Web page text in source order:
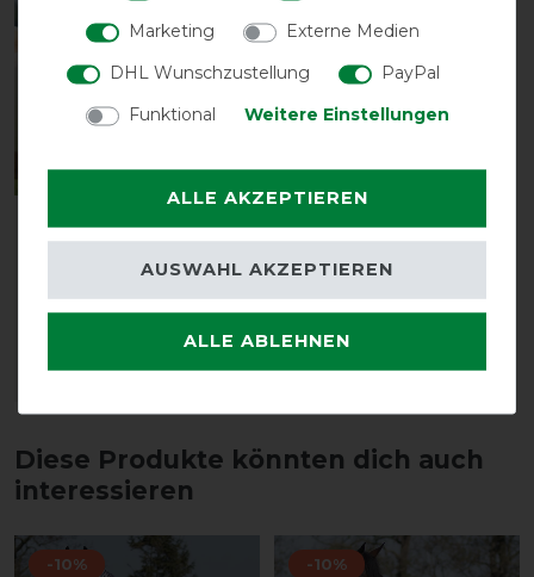
Boett Fliegenmaske
brown (Gr. 125-135)
vorher 84,95 €
Diese Produkte könnten dich auch
interessieren
-10% -10%
Marketing
Externe Medien
DHL Wunschzustellung
PayPal
Funktional
Weitere Einstellungen
ALLE AKZEPTIEREN
ALLE ABLEHNEN
AUSWAHL AKZEPTIEREN